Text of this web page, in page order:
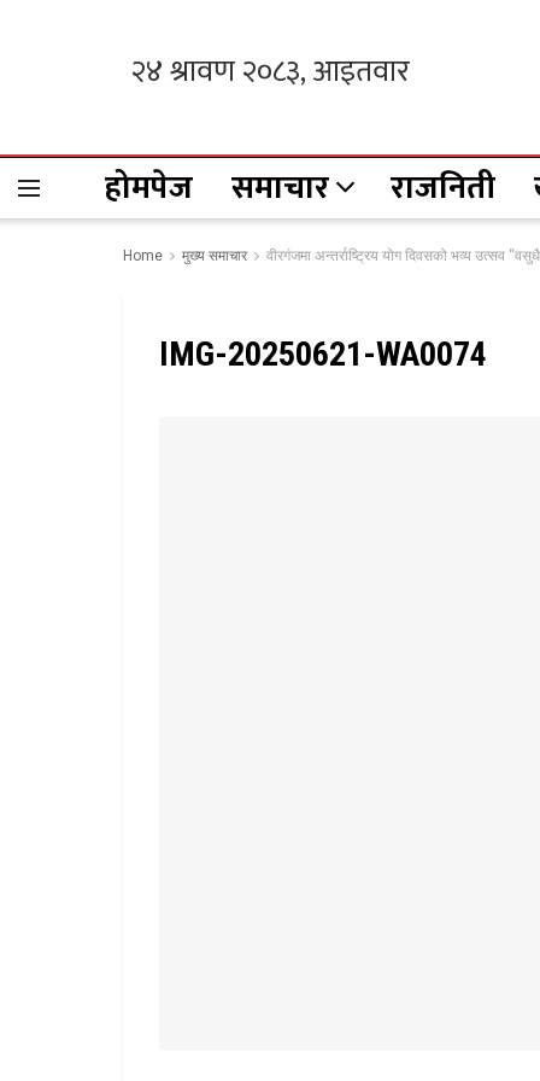
होमपेज समाचार राजनिती
Home मुख्य समाचार वीरगंजमा अन्तर्राष्ट्रिय योग दिवसको भव्य उत्सव
IMG-20250621-WA0074